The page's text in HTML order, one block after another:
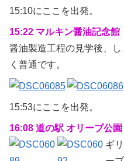
15:10にここを出発。
15:22 マルキン醤油記念館
醤油製造工程の見学後、
く普通です。
15:53にここを出発。
16:08 道の駅 オリーブ公園
ギ